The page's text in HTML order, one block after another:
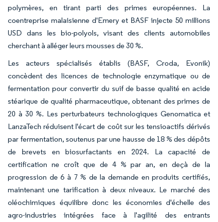
polymères, en tirant parti des primes européennes. La
coentreprise malaisienne d'Emery et BASF injecte 50 millions
USD dans les bio-polyols, visant des clients automobiles
cherchant à alléger leurs mousses de 30 %.
Les acteurs spécialisés établis (BASF, Croda, Evonik)
concèdent des licences de technologie enzymatique ou de
fermentation pour convertir du suif de basse qualité en acide
stéarique de qualité pharmaceutique, obtenant des primes de
20 à 30 %. Les perturbateurs technologiques Genomatica et
LanzaTech réduisent l'écart de coût sur les tensioactifs dérivés
par fermentation, soutenus par une hausse de 18 % des dépôts
de brevets en biosurfactants en 2024. La capacité de
certification ne croît que de 4 % par an, en deçà de la
progression de 6 à 7 % de la demande en produits certifiés,
maintenant une tarification à deux niveaux. Le marché des
oléochimiques équilibre donc les économies d'échelle des
agro-industries intégrées face à l'agilité des entrants